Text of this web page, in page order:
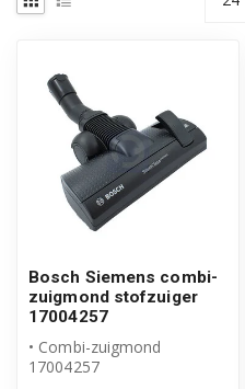
Bosch Siemens combi-
zuigmond stofzuiger
17004257
• Combi-zuigmond
17004257